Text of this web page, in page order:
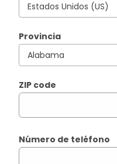
Estados Unidos (US)
Provincia
Alabama
ZIP code
Número de teléfono